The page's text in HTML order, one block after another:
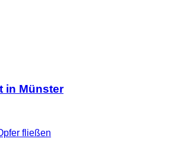
in Münster